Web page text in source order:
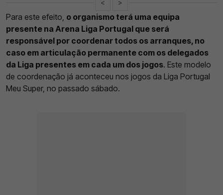
< >
Para este efeito, o organismo terá uma equipa
presente na Arena Liga Portugal que será
responsável por coordenar todos os arranques, no
caso em articulação permanente com os delegados
da Liga presentes em cada um dos jogos. Este modelo
de coordenação já aconteceu nos jogos da Liga Portugal
Meu Super, no passado sábado.